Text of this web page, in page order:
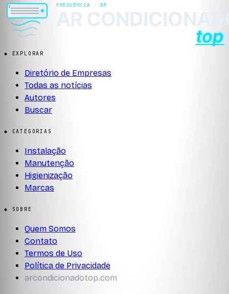
◆ EXPLORAR
Diretório de Empresas
Todas as notícias
Autores
Buscar
◆ CATEGORIAS
Instalação
Manutenção
Higienização
Marcas
◆ SOBRE
Quem Somos
Contato
Termos de Uso
Política de Privacidade
arcondicionadotop.com